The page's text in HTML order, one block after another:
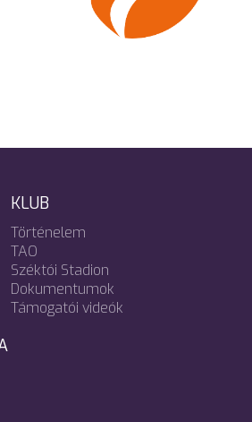
KLUB
Történelem
TAO
Széktói Stadion
Dokumentumok
Támogatói videók